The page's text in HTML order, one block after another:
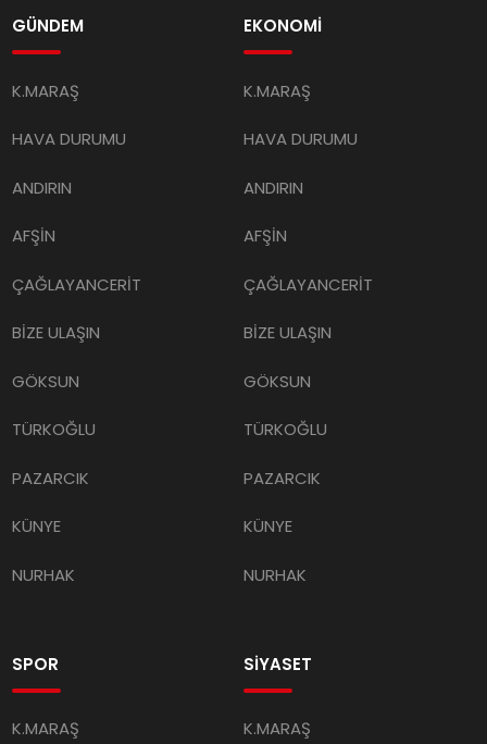
GÜNDEM
K.MARAŞ
HAVA DURUMU
ANDIRIN
AFŞİN
ÇAĞLAYANCERİT
BİZE ULAŞIN
GÖKSUN
TÜRKOĞLU
PAZARCIK
KÜNYE
NURHAK
EKONOMİ
K.MARAŞ
HAVA DURUMU
ANDIRIN
AFŞİN
ÇAĞLAYANCERİT
BİZE ULAŞIN
GÖKSUN
TÜRKOĞLU
PAZARCIK
KÜNYE
NURHAK
SPOR
K.MARAŞ
SİYASET
K.MARAŞ